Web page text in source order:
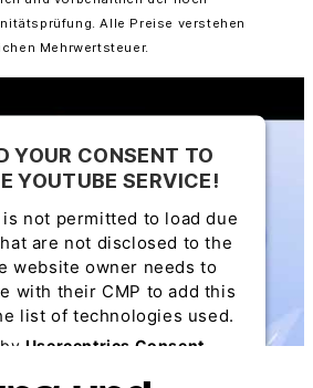
Alle Preise verstehen
Mehrwertsteuer.
YOUR CONSENT TO
YOUTUBE SERVICE!
not permitted to load due
are not disclosed to the
website owner needs to
with their CMP to add this
list of technologies used.
Usercentrics Consent